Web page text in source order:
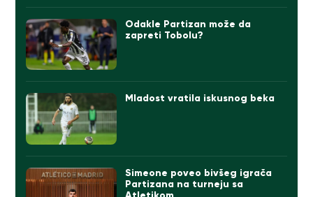
Odakle Partizan može da
zapreti Tobolu?
Mladost vratila iskusnog beka
Simeone poveo bivšeg igrača
Partizana na turneju sa